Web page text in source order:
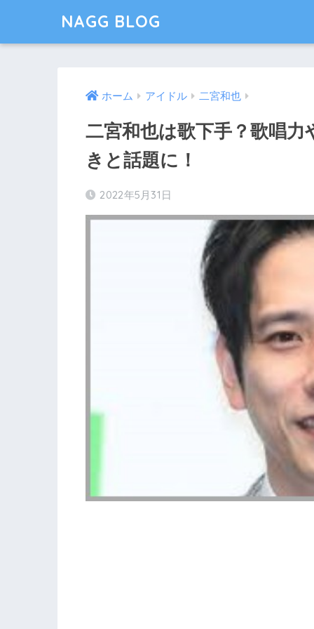
NAGG BLOG
ホーム アイドル 二宮和也
二宮和也は歌下手？歌唱
きと話題に！
2022年5月31日